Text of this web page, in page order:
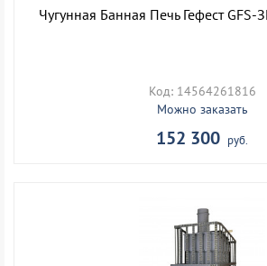
Чугунная Банная Печь Гефест GFS-
Код: 14564261816
Можно заказать
152 300 руб.